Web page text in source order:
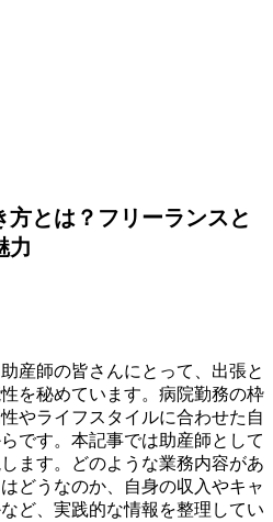
とは？フリーランスと
力
産師の皆さんにとって、出張と
を秘めています。病院勤務の枠
やライフスタイルに合わせた自
です。本記事では助産師として
ます。どのような業務内容があ
どうなのか、自身の収入やキャ
ど、実践的な情報を整理してい